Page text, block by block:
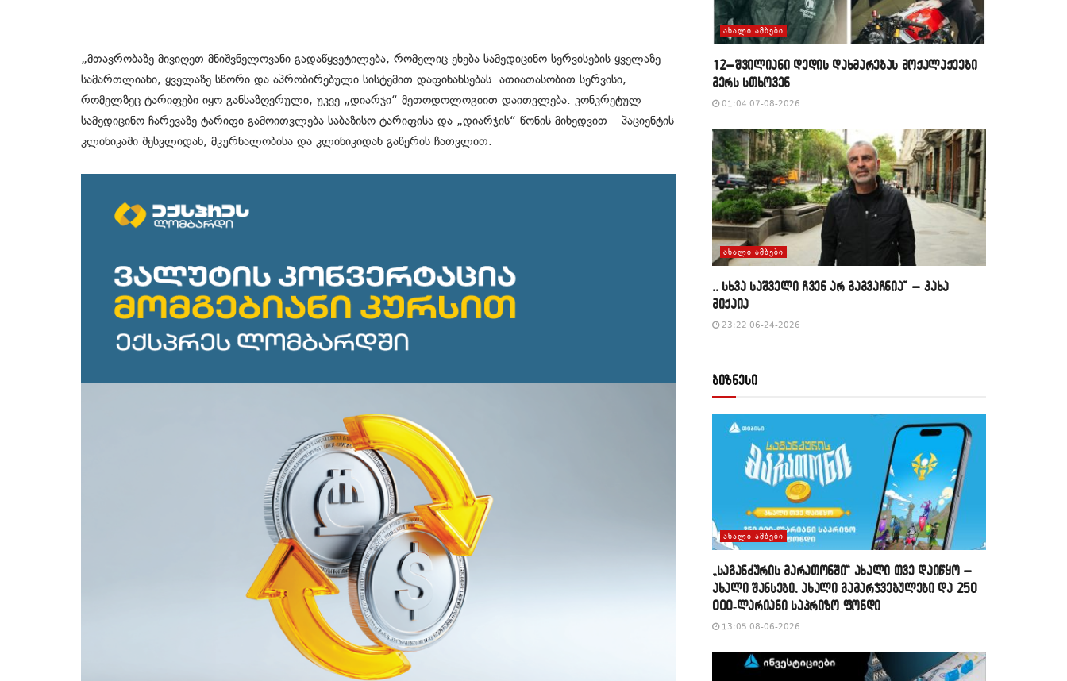
„მთავრობაზე მივიღეთ მნიშვნელოვანი გადაწყვეტილება, რომელიც ეხება სამედიცინო სერვისების ყველაზე
სამართლიანი, ყველაზე სწორი და აპრობირებული სისტემით დაფინანსებას. ათიათასობით სერვისი,
რომელზეც ტარიფები იყო განსაზღვრული, უკვე „დიარჯი“ მეთოდოლოგიით დაითვლება. კონკრეტულ
სამედიცინო ჩარევაზე ტარიფი გამოითვლება საბაზისო ტარიფისა და „დიარჯის“ წონის მიხედვით – პაციენტის
კლინიკაში შესვლიდან, მკურნალობისა და კლინიკიდან გაწერის ჩათვლით.
ᲐᲮᲐᲚᲘ ᲐᲛᲑᲔᲑᲘ
12–შვილიანი დედის დახმარებას მოქალაქეები
მერს სთხოვენ
01:04 07-08-2026
ᲐᲮᲐᲚᲘ ᲐᲛᲑᲔᲑᲘ
,, სხვა საშველი ჩვენ არ გაგვაჩნია” – კახა
მიქაია
23:22 06-24-2026
ბიზნესი
ᲐᲮᲐᲚᲘ ᲐᲛᲑᲔᲑᲘ
„საგანძურის მარათონში“ ახალი თვე დაიწყო –
ახალი შანსები, ახალი გამარჯვებულები და 250
000-ლარიანი საპრიზო ფონდი
13:05 08-06-2026